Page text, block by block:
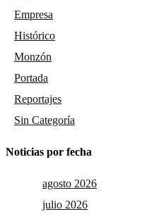
Empresa
Histórico
Monzón
Portada
Reportajes
Sin Categoría
Noticias por fecha
agosto 2026
julio 2026